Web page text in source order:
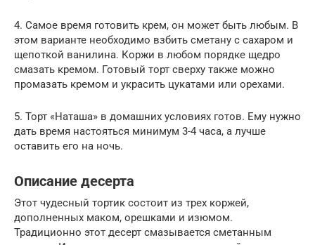
4. Самое время готовить крем, он может быть любым. В
этом варианте необходимо взбить сметану с сахаром и
щепоткой ванилина. Коржи в любом порядке щедро
смазать кремом. Готовый торт сверху также можно
промазать кремом и украсить цукатами или орехами.
5. Торт «Наташа» в домашних условиях готов. Ему нужно
дать время настояться минимум 3-4 часа, а лучше
оставить его на ночь.
Описание десерта
Этот чудесный тортик состоит из трех коржей,
дополненных маком, орешками и изюмом.
Традиционно этот десерт смазывается сметанным